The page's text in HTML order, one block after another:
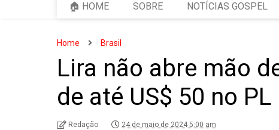
🏠 HOME SOBRE NOTÍCIAS GOSPEL
Home Brasil
Lira não abre mão
de até US$ 50 no
Redação 24 de maio de 2024 5:00 am